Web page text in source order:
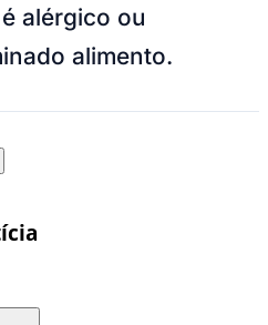
alérgico ou
alimento.